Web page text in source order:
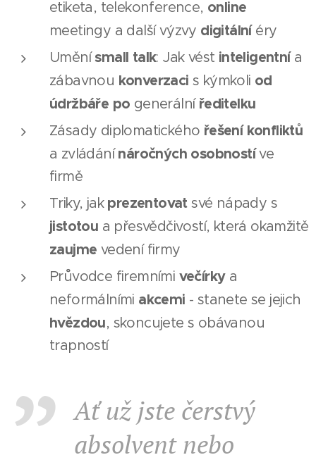
etiketa, telekonference, online
meetingy a další výzvy digitální éry
Uměnísmall talk: Jak vést inteligentní a
zábavnou konverzacis kýmkoli od
údržbáře po generální ředitelku
Zásady diplomatického řešení konfliktů
a zvládánínáročných osobnostíve
firmě
Triky, jak prezentovatsvé nápady s
jistotou a přesvědčivostí, která okamžitě
zaujme vedení firmy
Průvodce firemními večírky a
neformálními akcemi - stanete se jejich
hvězdou, skoncujete s obávanou
trapností
Ať už jste čerstvý
absolvent nebo